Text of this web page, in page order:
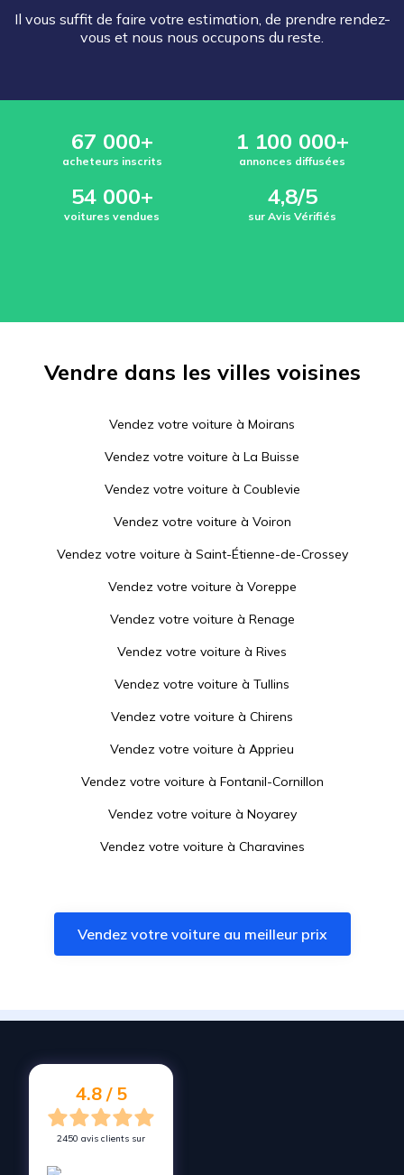
Il vous suffit de faire votre estimation, de prendre rendez-
vous et nous nous occupons du reste.
67 000+
acheteurs inscrits
1 100 000+
annonces diffusées
54 000+
voitures vendues
4,8/5
sur Avis Vérifiés
Vendre dans les villes voisines
Vendez votre voiture à Moirans
Vendez votre voiture à La Buisse
Vendez votre voiture à Coublevie
Vendez votre voiture à Voiron
Vendez votre voiture à Saint-Étienne-de-Crossey
Vendez votre voiture à Voreppe
Vendez votre voiture à Renage
Vendez votre voiture à Rives
Vendez votre voiture à Tullins
Vendez votre voiture à Chirens
Vendez votre voiture à Apprieu
Vendez votre voiture à Fontanil-Cornillon
Vendez votre voiture à Noyarey
Vendez votre voiture à Charavines
Vendez votre voiture àSaint-Laurent-du-Pont
Vendez votre voiture àSaint-Égrève
Vendez votre voiture à
Vendez votre voiture au meilleur prix
4.8 / 5
2450 avis clients sur